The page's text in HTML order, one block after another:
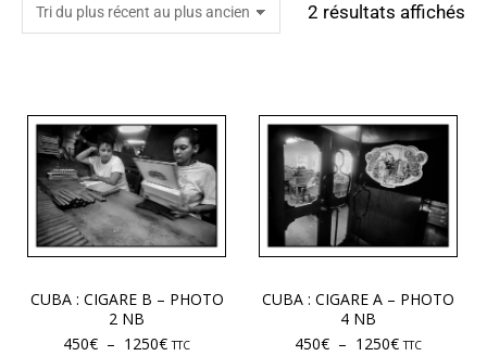
2 résultats affichés
CUBA : CIGARE B – PHOTO
2 NB
450€ – 1250€ TTC
CUBA : CIGARE A – PHOTO
4 NB
450€ – 1250€ TTC